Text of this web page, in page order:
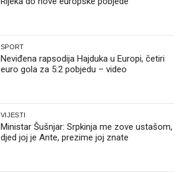
SPORT
Neviđena rapsodija Hajduka u Europi, četiri
euro gola za 5:2 pobjedu – video
VIJESTI
Ministar Šušnjar: Srpkinja me zove ustašom,
djed joj je Ante, prezime joj znate